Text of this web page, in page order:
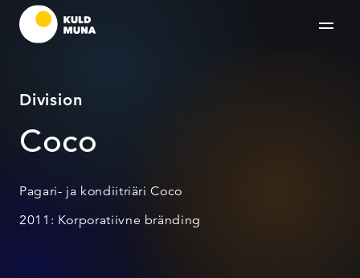
Division
Coco
Pagari- ja kondiitriäri Coco
2011: Korporatiivne bränding